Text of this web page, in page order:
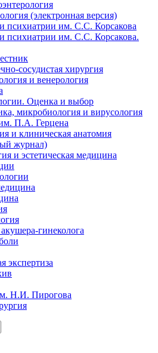
(электронная версия)
психиатрии им. С.С. Корсакова
психиатрии им. С.С. Корсакова.
сосудистая хирургия
и венерология
Оценка и выбор
микробиология и вирусология
П.А. Герцена
и клиническая анатомия
журнал)
и эстетическая медицина
гинеколога
экспертиза
Н.И. Пирогова